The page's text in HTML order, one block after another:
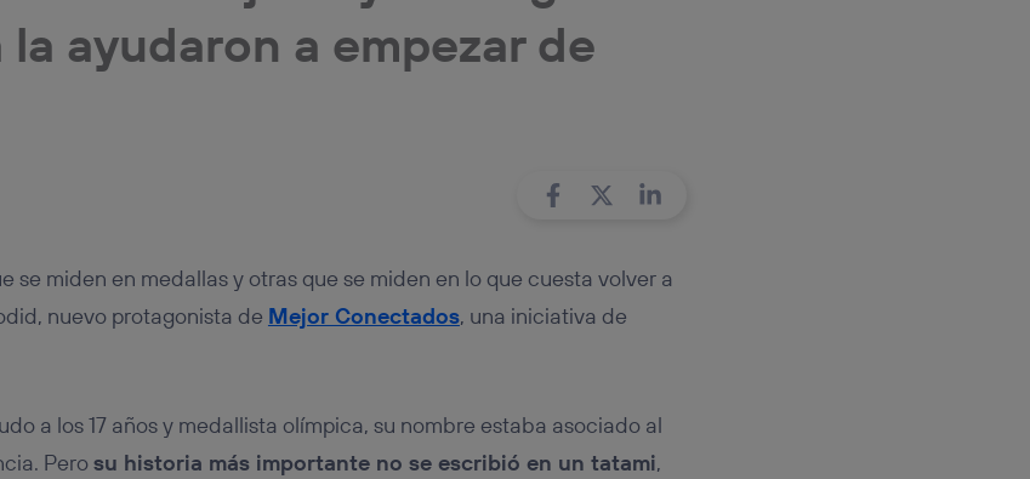
ayudaron a empezar de
se miden en medallas y otras que se miden en lo que cuesta volver a
nuevo protagonista de Mejor Conectados, una iniciativa de
a los 17 años y medallista olímpica, su nombre estaba asociado al
Perosu historia más importante no se escribió en un tatami,
y consienta el uso de la tecnología recibirá el mismo identificador.
la navegación del usuario del móvil.